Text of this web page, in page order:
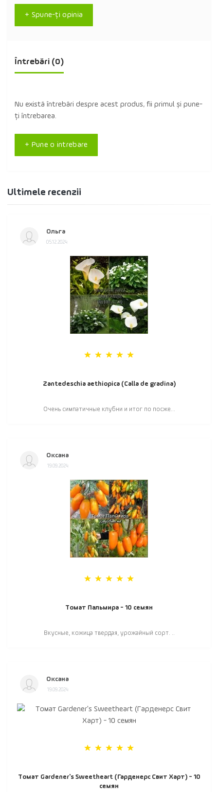
+ Spune-ţi opinia
Întrebări (0)
Nu există întrebări despre acest produs, fii primul și pune-
ți întrebarea.
+ Pune o intrebare
Ultimele recenzii
Ольга
05.12.2024
Zantedeschia aethiopica (Calla de gradina)
Очень симпатичные клубни и итог по посже...
Оксана
19.09.2024
Томат Пальмира - 10 семян
Вкусные, кожица твердая, урожайный сорт. ..
Оксана
19.09.2024
Томат Gardener's Sweetheart (Гарденерс Свит Харт) - 10
семян